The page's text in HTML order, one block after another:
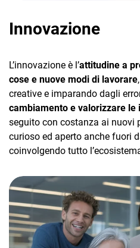
Innovazione
L’innovazione è l’attitudine a
cose e nuove modi di lavorare
creative e imparando dagli
cambiamento e valorizzare le
seguito con costanza ai nuovi
curioso ed aperto anche fuori
coinvolgendo tutto